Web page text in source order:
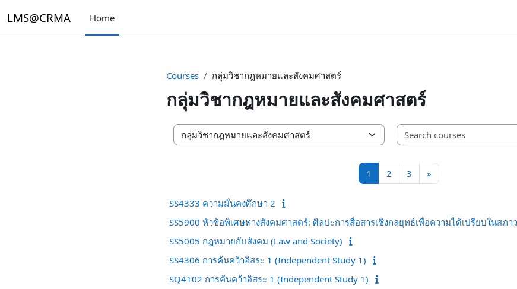
LMS@CRMA Home
Courses กลุ่มวิชากฎหมายและสังคมศาสตร์
กลุ่มวิชากฎหมายและสังคมศาสตร์
Course categories
1 Page 1
2 Page 2
3 Page 3
»
SS4333 ความมั่นคงศึกษา 2
SS5900 หัวข้อพิเศษทางสังคมศาสตร์: ศิลปะการสื่อสารเชิงกลยุทธ์เพื่อความได้เปรียบในสภ
SS5005 กฎหมายกับสังคม (Law and Society)
SS4306 การค้นคว้าอิสระ 1 (Independent Study 1)
SQ4102 การค้นคว้าอิสระ 1 (Independent Study 1)